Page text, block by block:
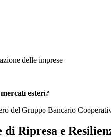
delle imprese
esteri?
del Gruppo Bancario
Ripresa e